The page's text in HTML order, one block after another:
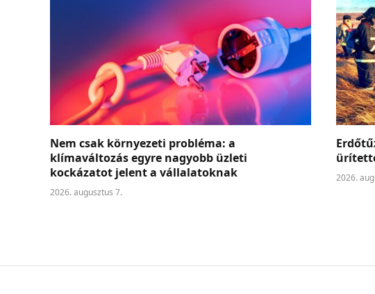
Nem csak környezeti probléma: a
klímaváltozás egyre nagyobb üzleti
kockázatot jelent a vállalatoknak
2026. augusztus 7.
2026.